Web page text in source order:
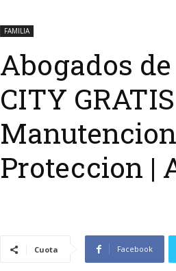
FAMILIA
Abogados
CITY
Proteccion |
Cuota Facebook